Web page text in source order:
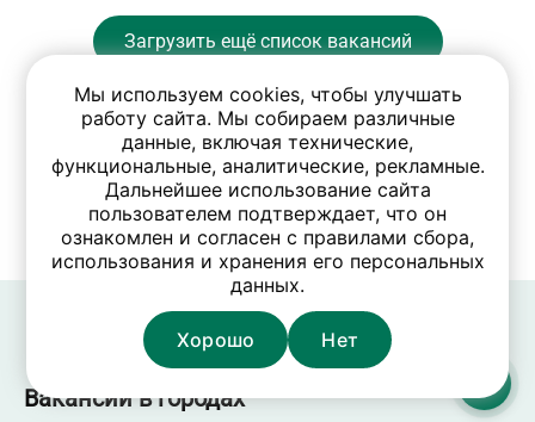
Загрузить ещё список вакансий
Вакансии в городах
Мы используем cookies, чтобы улучшать
работу сайта. Мы собираем различные
данные, включая технические,
функциональные, аналитические, рекламные.
Дальнейшее использование сайта
пользователем подтверждает, что он
ознакомлен и согласен с правилами сбора,
использования и хранения его персональных
данных.
Хорошо Нет